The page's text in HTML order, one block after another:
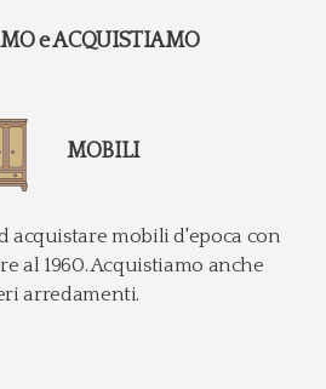
e ACQUISTIAMO
MOBILI
acquistare mobili d'epoca con
al 1960. Acquistiamo anche
arredamenti.